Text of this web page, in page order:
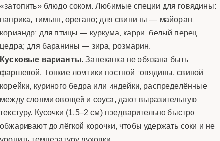
«затопить» блюдо соком. Любимые специи для говядины:
паприка, тимьян, орегано; для свинины — майоран,
кориандр; для птицы — куркума, карри, белый перец,
цедра; для баранины — зира, розмарин.
Кусковые варианты.Запеканка не обязана быть
фаршевой. Тонкие ломтики постной говядины, свиной
корейки, куриного бедра или индейки, распределённые
между слоями овощей и соуса, дают выразительную
текстуру. Кусочки (1,5–2 см) предварительно быстро
обжаривают до лёгкой корочки, чтобы удержать соки и не
уронить температуру духовки.